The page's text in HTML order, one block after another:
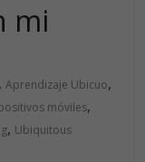
mi
,Aprendizaje Ubicuo,
móviles,
, Ubiquitous